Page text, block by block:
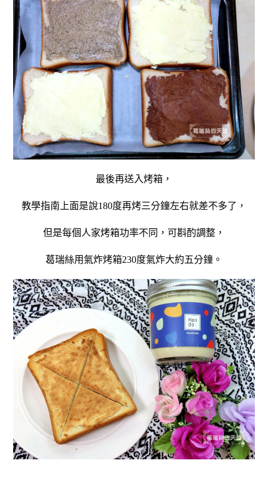
最後再送入烤箱，
教學指南上面是說180度再烤三分鐘左右就差不多了，
但是每個人家烤箱功率不同，可斟酌調整，
葛瑞絲用氣炸烤箱230度氣炸大約五分鐘。